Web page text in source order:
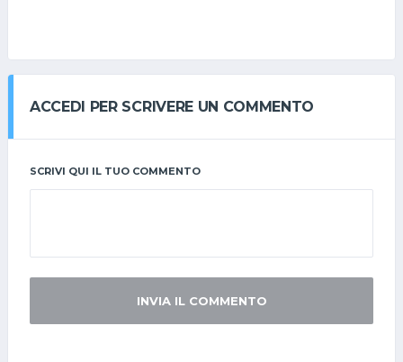
ACCEDI PER SCRIVERE UN COMMENTO
SCRIVI QUI IL TUO COMMENTO
INVIA IL COMMENTO